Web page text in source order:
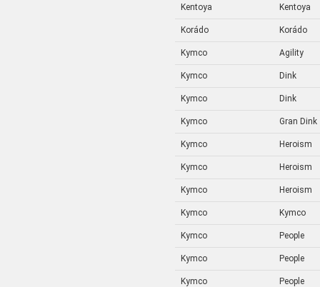
Kentoya Kentoya
Korádo Korádo
Kymco Agility
Kymco Dink
Kymco Dink
Kymco Gran Dink
Kymco Heroism
Kymco Heroism
Kymco Heroism
Kymco Kymco
Kymco People
Kymco People
Kymco People